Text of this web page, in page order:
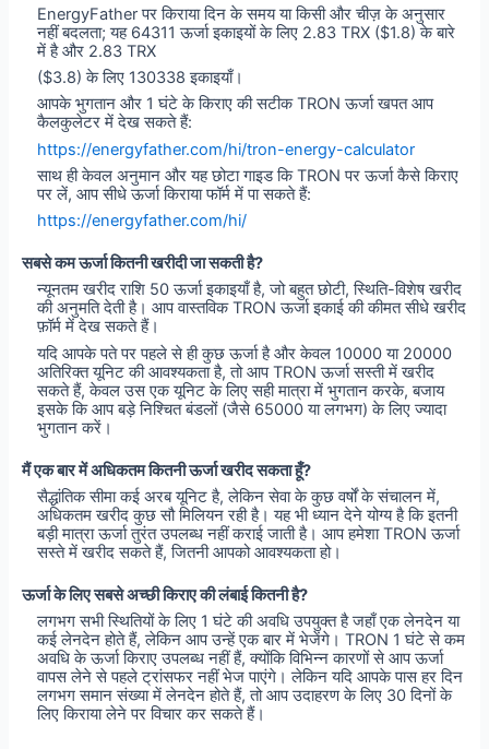
EnergyFather पर किराया दिन के समय या किसी और चीज़ के अनुसार
नहीं बदलता; यह 64311 ऊर्जा इकाइयों के लिए 2.83 TRX ($1.8) के बारे
में है और 2.83 TRX
($3.8) के लिए 130338 इकाइयाँ।
आपके भुगतान और 1 घंटे के किराए की सटीक TRON ऊर्जा खपत आप
कैलकुलेटर में देख सकते हैं:
https://energyfather.com/hi/tron-energy-calculator
साथ ही केवल अनुमान और यह छोटा गाइड कि TRON पर ऊर्जा कैसे किराए
पर लें, आप सीधे ऊर्जा किराया फॉर्म में पा सकते हैं:
https://energyfather.com/hi/
सबसे कम ऊर्जा कितनी खरीदी जा सकती है?
न्यूनतम खरीद राशि 50 ऊर्जा इकाइयाँ है, जो बहुत छोटी, स्थिति-विशेष खरीद
की अनुमति देती है। आप वास्तविक TRON ऊर्जा इकाई की कीमत सीधे खरीद
फ़ॉर्म में देख सकते हैं।
यदि आपके पते पर पहले से ही कुछ ऊर्जा है और केवल 10000 या 20000
अतिरिक्त यूनिट की आवश्यकता है, तो आप TRON ऊर्जा सस्ती में खरीद
सकते हैं, केवल उस एक यूनिट के लिए सही मात्रा में भुगतान करके, बजाय
इसके कि आप बड़े निश्चित बंडलों (जैसे 65000 या लगभग) के लिए ज्यादा
भुगतान करें।
मैं एक बार में अधिकतम कितनी ऊर्जा खरीद सकता हूँ?
सैद्धांतिक सीमा कई अरब यूनिट है, लेकिन सेवा के कुछ वर्षों के संचालन में,
अधिकतम खरीद कुछ सौ मिलियन रही है। यह भी ध्यान देने योग्य है कि इतनी
बड़ी मात्रा ऊर्जा तुरंत उपलब्ध नहीं कराई जाती है। आप हमेशा TRON ऊर्जा
सस्ते में खरीद सकते हैं, जितनी आपको आवश्यकता हो।
ऊर्जा के लिए सबसे अच्छी किराए की लंबाई कितनी है?
लगभग सभी स्थितियों के लिए 1 घंटे की अवधि उपयुक्त है जहाँ एक लेनदेन या
कई लेनदेन होते हैं, लेकिन आप उन्हें एक बार में भेजेंगे। TRON 1 घंटे से कम
अवधि के ऊर्जा किराए उपलब्ध नहीं हैं, क्योंकि विभिन्न कारणों से आप ऊर्जा
वापस लेने से पहले ट्रांसफर नहीं भेज पाएंगे। लेकिन यदि आपके पास हर दिन
लगभग समान संख्या में लेनदेन होते हैं, तो आप उदाहरण के लिए 30 दिनों के
लिए किराया लेने पर विचार कर सकते हैं।